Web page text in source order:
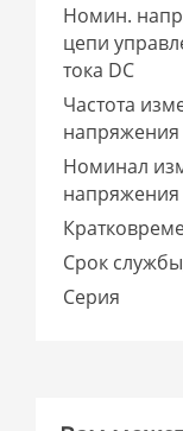
Номин.
цепи
тока DC
Частота
напряжения
Номинал
напряжения
Срок
Серия